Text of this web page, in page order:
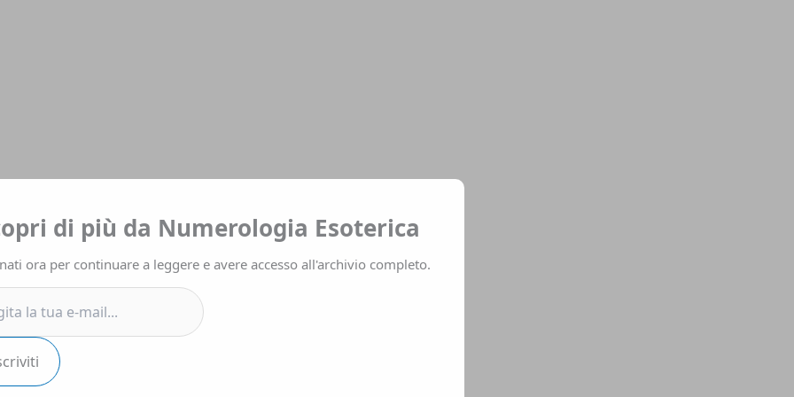
di più da Numerologia Esoterica
ora per continuare a leggere e avere accesso all'archivio completo.